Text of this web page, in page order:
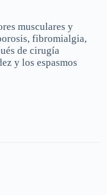
musculares y
fibromialgia,
de cirugía
y los espasmos